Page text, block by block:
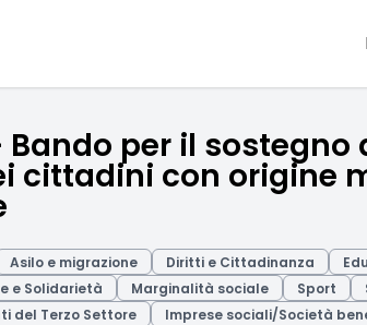
per il
cittadini con origine
Asilo e migrazione Diritti e Cittadinanza
e Solidarietà
Marginalità sociale Sport
del Terzo Settore
Imprese sociali/Società